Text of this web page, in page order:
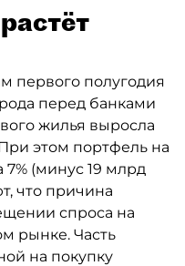
первого полугодия
перед банками
жилья выросла
этом портфель на
7% (минус 19 млрд
что причина
спроса на
рынке. Часть
на покупку